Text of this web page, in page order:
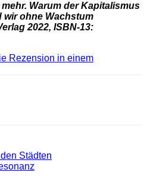
Warum der Kapitalismus
wir ohne Wachstum
2022, ISBN-13:
Rezension in einem
Städten